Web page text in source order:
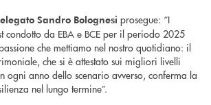
Sandro Bolognesi prosegue: “I
condotto da EBA e BCE per il periodo 2025
che mettiamo nel nostro quotidiano: il
che si è attestato sui migliori livelli
ogni anno dello scenario avverso, conferma la
nel lungo termine”.